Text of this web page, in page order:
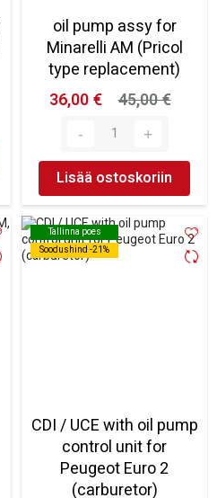
oil pump assy for
Minarelli AM (Pricol
type replacement)
36,00 €
45,00 €
Lisää ostoskoriin
Tallinna poes
Soodushind -21%
Tallinna poes
Soodushind -21%
CDI / UCE with oil pump
control unit for
Peugeot Euro 2
(carburetor)